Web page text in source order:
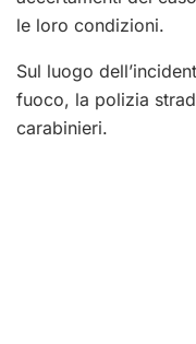
le loro condizioni.
Sul luogo
fuoco, la polizia
carabinieri.